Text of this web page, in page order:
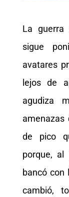
La
sigue
avatares
lejos de
agudiza
amenazas
de pico
porque,
bancó con
cambió,